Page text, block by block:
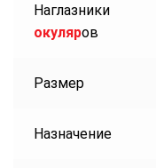
Наглазники
окуляров
Размер
Назначение